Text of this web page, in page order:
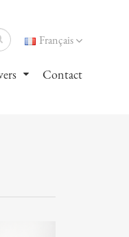
Français
Contact